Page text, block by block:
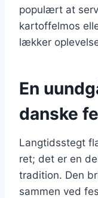
populært at
kartoffelmos
lækker
En
danske
Langtidsstegt
ret; det er en
tradition. Den
sammen ved